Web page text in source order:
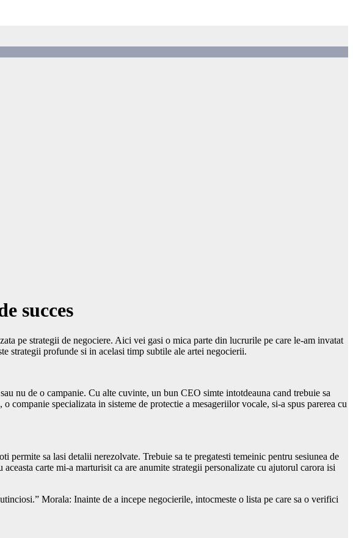
succes
pe strategii de negociere. Aici vei gasi o mica parte din lucrurile pe care le-am invatat
strategii profunde si in acelasi timp subtile ale artei negocierii.
nu de o campanie. Cu alte cuvinte, un bun CEO simte intotdeauna cand trebuie sa
specializata in sisteme de protectie a mesageriilor vocale, si-a spus parerea cu
sa lasi detalii nerezolvate. Trebuie sa te pregatesti temeinic pentru sesiunea de
carte mi-a marturisit ca are anumite strategii personalizate cu ajutorul carora isi
Morala: Inainte de a incepe negocierile, intocmeste o lista pe care sa o verifici